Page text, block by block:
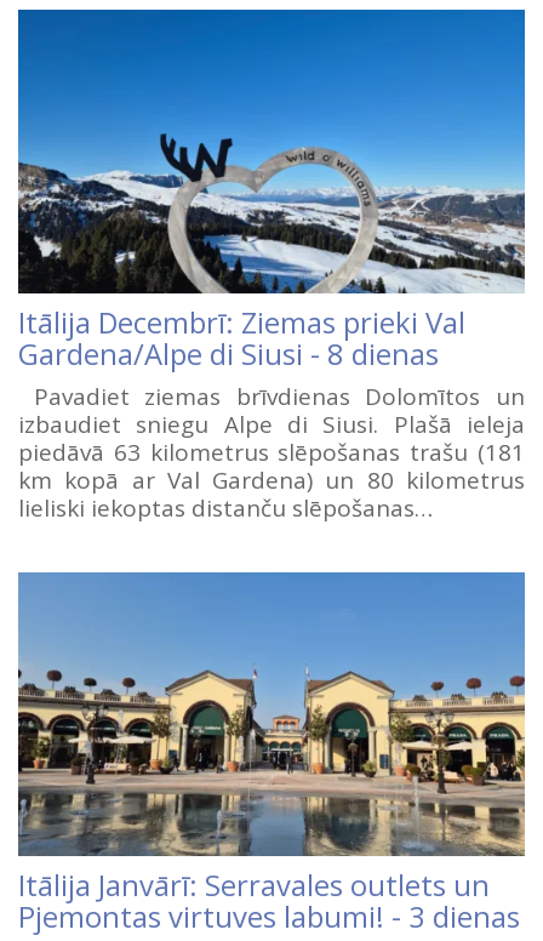
Itālija Decembrī: Ziemas prieki Val
Gardena/Alpe di Siusi - 8 dienas
Pavadiet ziemas brīvdienas Dolomītos un
izbaudiet sniegu Alpe di Siusi. Plašā ieleja
piedāvā 63 kilometrus slēpošanas trašu (181
km kopā ar Val Gardena) un 80 kilometrus
lieliski iekoptas distanču slēpošanas…
Itālija Janvārī: Serravales outlets un
Pjemontas virtuves labumi! - 3 dienas